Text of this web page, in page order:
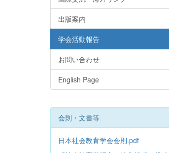
出版案内
学会活動報告
お問い合わせ
English Page
会則・文書等
日本社会教育学会会則.pdf